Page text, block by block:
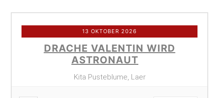
13 OKTOBER 2026
DRACHE VALENTIN WIRD
ASTRONAUT
Kita Pusteblume, Laer